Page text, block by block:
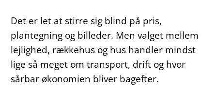
Det er let at stirre sig blind på pris,
plantegning og billeder. Men valget mellem
lejlighed, rækkehus og hus handler mindst
lige så meget om transport, drift og hvor
sårbar økonomien bliver bagefter.